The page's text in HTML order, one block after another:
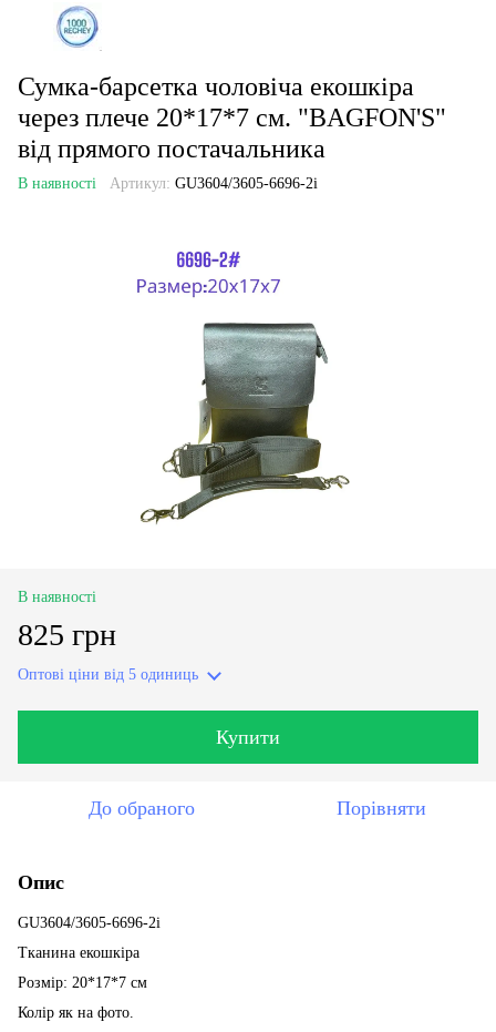
Сумка-барсетка чоловіча екошкіра
через плече 20*17*7 см. "BAGFON'S"
від прямого постачальника
В наявності Артикул: GU3604/3605-6696-2i
В наявності
825 грн
Оптові ціни від 5 одиниць
Купити
До обраного Порівняти
Опис
GU3604/3605-6696-2i
Тканина екошкіра
Розмір: 20*17*7 см
Колір як на фото.